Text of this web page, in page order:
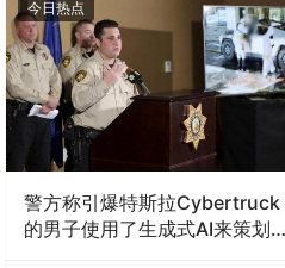
今日热点
警方称引爆特斯拉Cybertruck
的男子使用了生成式AI来策划